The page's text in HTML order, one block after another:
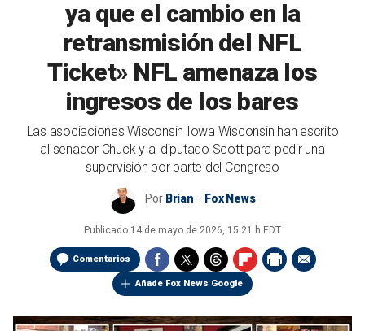
ya que el cambio en la
retransmisión del NFL
Ticket» NFL amenaza los
ingresos de los bares
Las asociaciones Wisconsin Iowa Wisconsin han escrito
al senador Chuck y al diputado Scott para pedir una
supervisión por parte del Congreso
Por Brian Fox News
Publicado 14 de mayo de 2026, 15:21 h EDT
Comentarios
Añade Fox News Google